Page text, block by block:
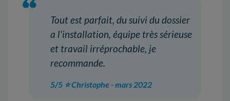
Tout est parfait, du suivi du dossier
a l'installation, équipe très sérieuse
et travail irréprochable, je
recommande.
5/5 ⭐ Christophe - mars 2022